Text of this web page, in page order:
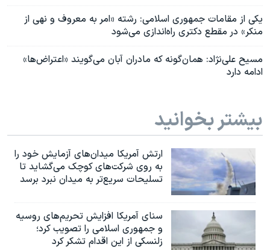
یکی از مقامات جمهوری اسلامی: رشته «امر به معروف و نهی از
منکر» در مقطع دکتری راه‌اندازی می‌شود
مسیح علی‌نژاد: همان‌گونه که مادران آبان می‌گویند «اعتراض‌ها»
ادامه دارد
بیشتر بخوانید
ارتش آمریکا میدان‌های آزمایش خود را
به روی شرکت‌های کوچک می‌گشاید تا
تسلیحات سریع‌تر به میدان نبرد برسد
سنای آمریکا افزایش تحریم‌های روسیه
و جمهوری اسلامی را تصویب کرد؛
زلنسکی از این اقدام تشکر کرد